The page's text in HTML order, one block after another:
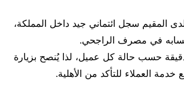
المقيم سجل ائتماني جيد داخل المملكة،
حسابه في مصرف الراجحي.
حسب حالة كل عميل، لذا يُنصح بزيارة
خدمة العملاء للتأكد من الأهلية.